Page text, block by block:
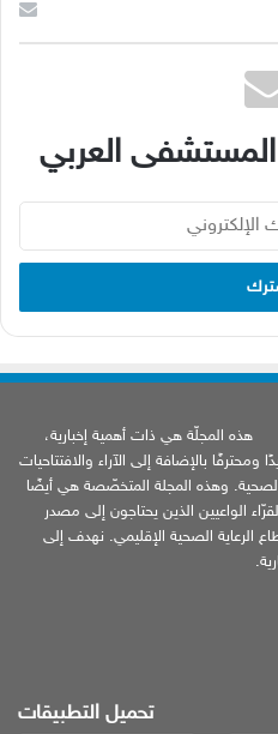
العربي
هذه المجلّة هي ذات أهمية إخبارية،
ومحترفًا بالإضافة إلى الآراء والافتتاحيات
الصحية. وهذه المجلة المتخصّصة هي أيضًا
الواعيين الذين يحتاجون إلى مصدر
الرعاية الصحية الإقليمي. نهدف إلى
تحميل التطبيقات